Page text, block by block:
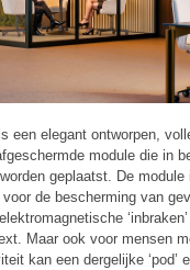
een elegant ontworpen,
module die in
geplaatst. De
de bescherming van
Maar ook voor mensen
kan een dergelijke ‘pod’